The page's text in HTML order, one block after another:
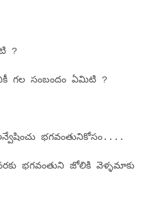
?
గల సంబందం ఏమిటి ?
భగవంతునికోసం....
భగవంతుని జోలికి వెళ్ళమాకు